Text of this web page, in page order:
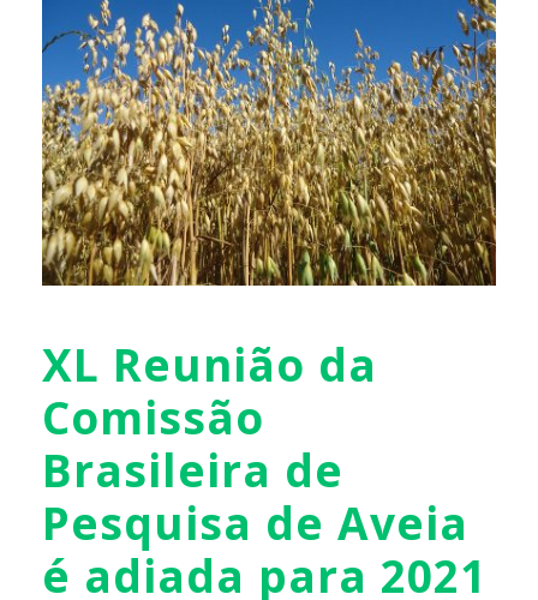
XL Reunião da
Comissão
Brasileira de
Pesquisa de Aveia
é adiada para 2021